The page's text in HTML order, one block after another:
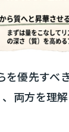
優先すべ
両方を理